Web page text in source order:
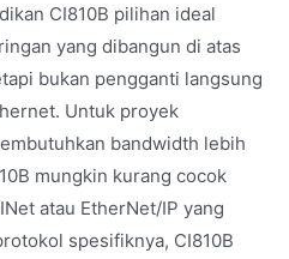
CI810B pilihan ideal
yang dibangun di atas
bukan pengganti langsung
Untuk proyek
bandwidth lebih
mungkin kurang cocok
atau EtherNet/IP yang
spesifiknya, CI810B